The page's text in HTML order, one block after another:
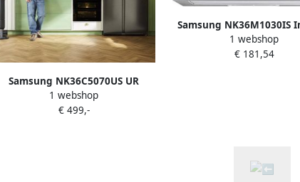
Samsung NK36C5070US UR
afzuigkap Muurmontage
Roestvrijstaal 531 m³ uur B
1 webshop
€ 499,-
Samsung NK36M1030IS
afzuigkap Grijs
1 webshop
€ 181,54